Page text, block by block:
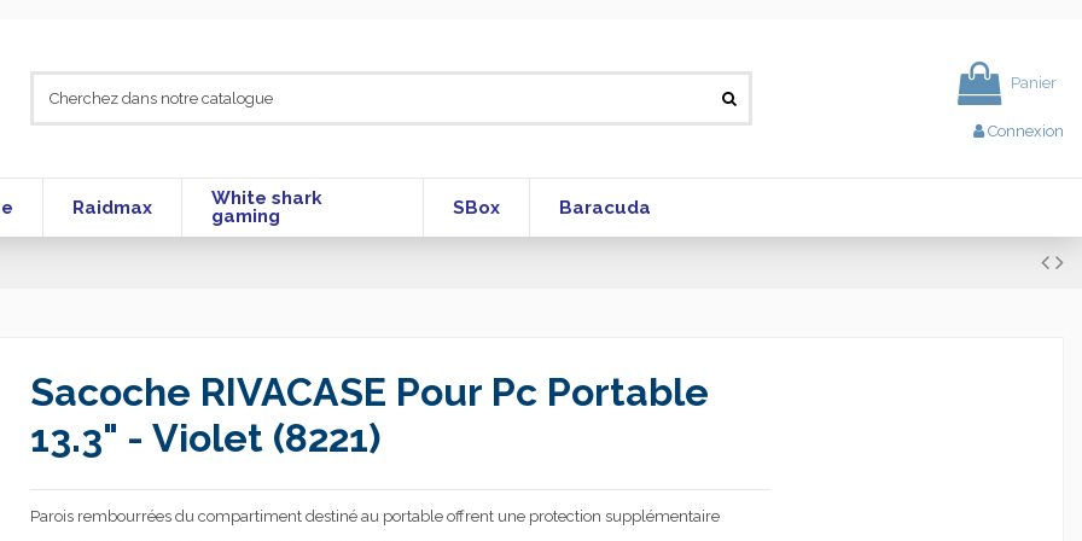
Panier
Connexion
Raidmax
White shark
gaming
SBox Baracuda
Sacoche RIVACASE Pour Pc Portable
13.3" - Violet (8221)
Parois rembourrées du compartiment destiné au portable offrent une protection supplémentaire